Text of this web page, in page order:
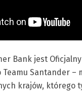
Bank jest
Teamu Santander
krajów, którego